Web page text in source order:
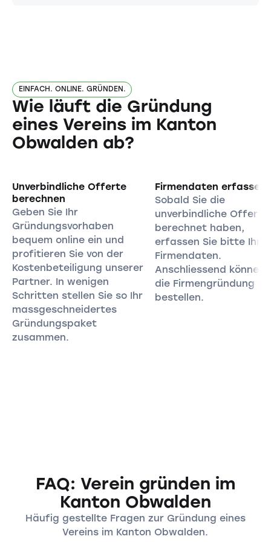
EINFACH. ONLINE. GRÜNDEN.
Wie läuft die Gründung
eines Vereins im Kanton
Obwalden ab?
Unverbindliche Offerte
berechnen
Geben Sie Ihr
Gründungsvorhaben
bequem online ein und
profitieren Sie von der
Kostenbeteiligung unserer
Partner. In wenigen
Schritten stellen Sie so Ihr
massgeschneidertes
Gründungspaket
zusammen.
Firmendaten erfassen
Sobald Sie die
unverbindliche Offerte
berechnet haben,
erfassen Sie bitte Ihre
Firmendaten.
Anschliessend können
die Firmengründung
bestellen.
FAQ: Verein gründen im
Kanton Obwalden
Häufig gestellte Fragen zur Gründung eines
Vereins im Kanton Obwalden.